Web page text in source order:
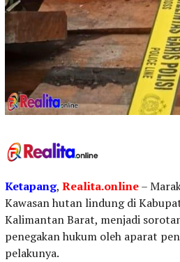
Ketapang, Realita.online–
Kawasan hutan lindung di
Kalimantan Barat, menjadi
penegakan hukum oleh aparat
pelakunya.